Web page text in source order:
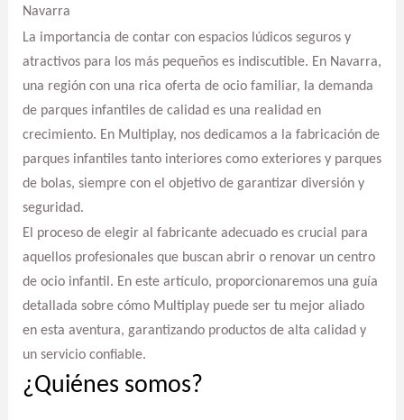
Navarra
La importancia de contar con espacios lúdicos seguros y
atractivos para los más pequeños es indiscutible. En Navarra,
una región con una rica oferta de ocio familiar, la demanda
de parques infantiles de calidad es una realidad en
crecimiento. En Multiplay, nos dedicamos a la fabricación de
parques infantiles tanto interiores como exteriores y parques
de bolas, siempre con el objetivo de garantizar diversión y
seguridad.
El proceso de elegir al fabricante adecuado es crucial para
aquellos profesionales que buscan abrir o renovar un centro
de ocio infantil. En este artículo, proporcionaremos una guía
detallada sobre cómo Multiplay puede ser tu mejor aliado
en esta aventura, garantizando productos de alta calidad y
un servicio confiable.
¿Quiénes somos?